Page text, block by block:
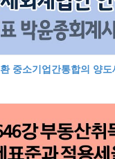
중소기업간통합의 양